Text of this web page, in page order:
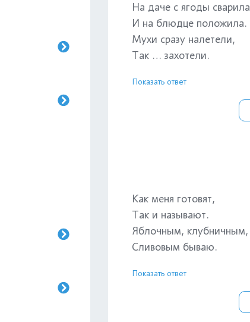
На даче с ягоды сварила
И на блюдце положила.
Мухи сразу налетели,
Так … захотели.
Показать ответ
Как меня готовят,
Так и называют.
Яблочным, клубничным,
Сливовым бываю.
Показать ответ